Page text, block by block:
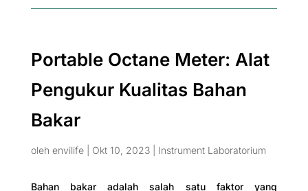
Portable Octane Meter: Alat
Pengukur Kualitas Bahan
Bakar
oleh envilife| Okt 10, 2023| Instrument Laboratorium
Bahan bakar adalah salah satu faktor yang